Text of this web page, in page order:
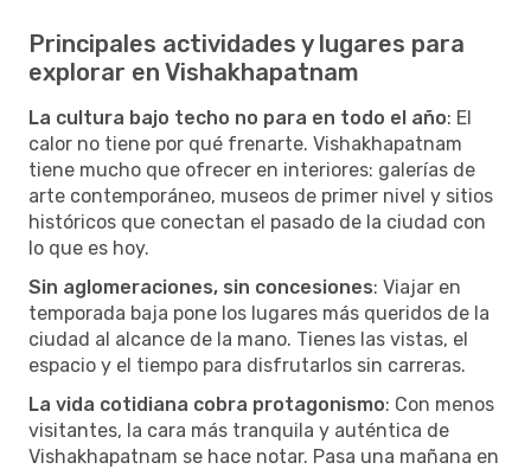
Principales actividades y lugares para
explorar en Vishakhapatnam
La cultura bajo techo no para en todo el año: El
calor no tiene por qué frenarte. Vishakhapatnam
tiene mucho que ofrecer en interiores: galerías de
arte contemporáneo, museos de primer nivel y sitios
históricos que conectan el pasado de la ciudad con
lo que es hoy.
Sin aglomeraciones, sin concesiones: Viajar en
temporada baja pone los lugares más queridos de la
ciudad al alcance de la mano. Tienes las vistas, el
espacio y el tiempo para disfrutarlos sin carreras.
La vida cotidiana cobra protagonismo: Con menos
visitantes, la cara más tranquila y auténtica de
Vishakhapatnam se hace notar. Pasa una mañana en